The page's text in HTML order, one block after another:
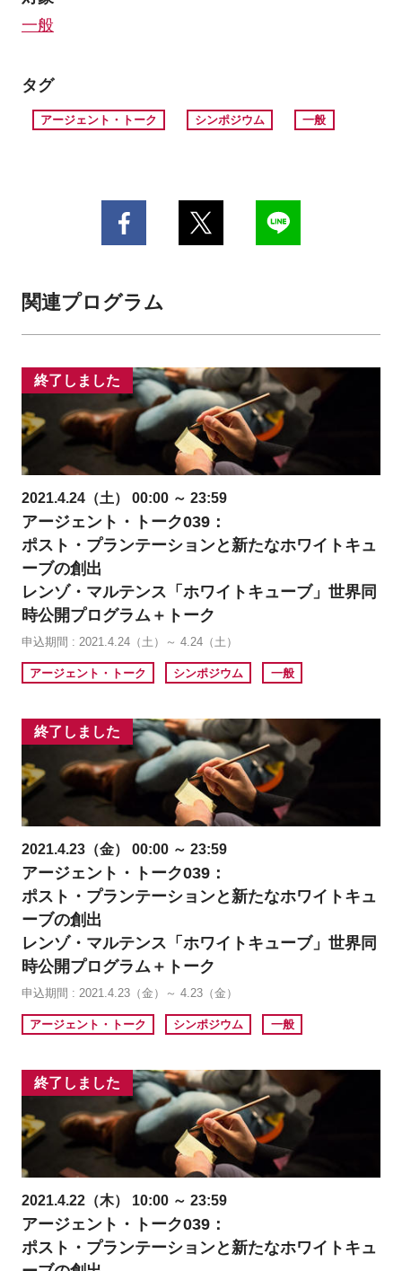
一般
タグ
アージェント・トーク シンポジウム 一般
関連プログラム
終了しました
2021.4.24（土） 00:00 ～ 23:59
アージェント・トーク039：
ポスト・プランテーションと新たなホワイトキュ
ーブの創出
レンゾ・マルテンス「ホワイトキューブ」世界同
時公開プログラム＋トーク
申込期間 : 2021.4.24（土）～ 4.24（土）
アージェント・トーク シンポジウム 一般
終了しました
2021.4.23（金） 00:00 ～ 23:59
アージェント・トーク039：
ポスト・プランテーションと新たなホワイトキュ
ーブの創出
レンゾ・マルテンス「ホワイトキューブ」世界同
時公開プログラム＋トーク
申込期間 : 2021.4.23（金）～ 4.23（金）
アージェント・トーク シンポジウム 一般
終了しました
2021.4.22（木） 10:00 ～ 23:59
アージェント・トーク039：
ポスト・プランテーションと新たなホワイトキュ